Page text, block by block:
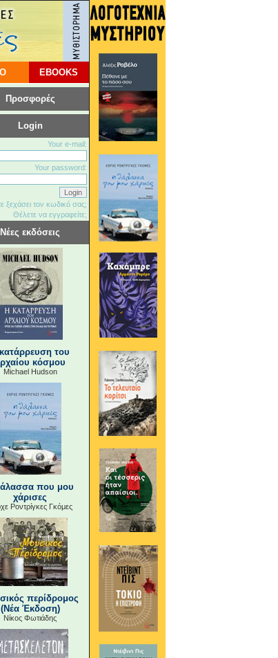
EBOOKS
Προσφορές
Login
Your e-mail:
Your password:
ξεχάσει τον κωδικό σας;
Θέλετε να εγγραφείτε;
Νέες εκδόσεις
του
κόσμου
Michael Hudson
που μου
χάρισες
Ροντρίγκες Γκόμες
περίδρομος
(Νέα Έκδοση)
Νίκος Φωτιάδης